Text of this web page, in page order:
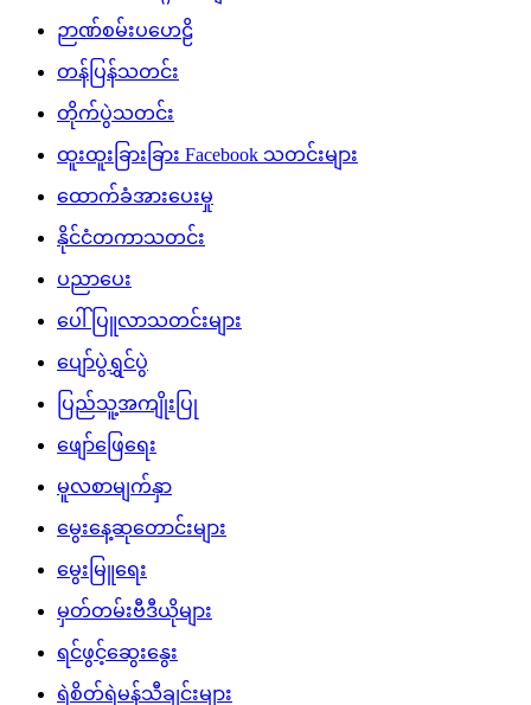
ဉာဏ်စမ်းပဟေဠိ
တန်ပြန်သတင်း
တိုက်ပွဲသတင်း
ထူးထူးခြားခြား Facebook သတင်းများ
ထောက်ခံအားပေးမှု
နိုင်ငံတကာသတင်း
ပညာပေး
ပေါ်ပြူလာသတင်းများ
ပျော်ပွဲရွှင်ပွဲ
ပြည်သူ့အကျိုးပြု
ဖျော်ဖြေရေး
မူလစာမျက်နှာ
မွေးနေ့ဆုတောင်းများ
မွေးမြူရေး
မှတ်တမ်းဗီဒီယိုများ
ရင်ဖွင့်ဆွေးနွေး
ရဲစိတ်ရဲမန်သီချင်းများ